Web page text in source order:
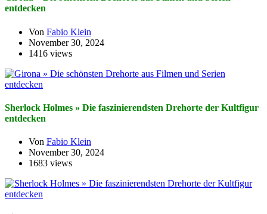
entdecken
Von Fabio Klein
November 30, 2024
1416 views
Sherlock Holmes » Die faszinierendsten Drehorte der Kultfigur
entdecken
Von Fabio Klein
November 30, 2024
1683 views